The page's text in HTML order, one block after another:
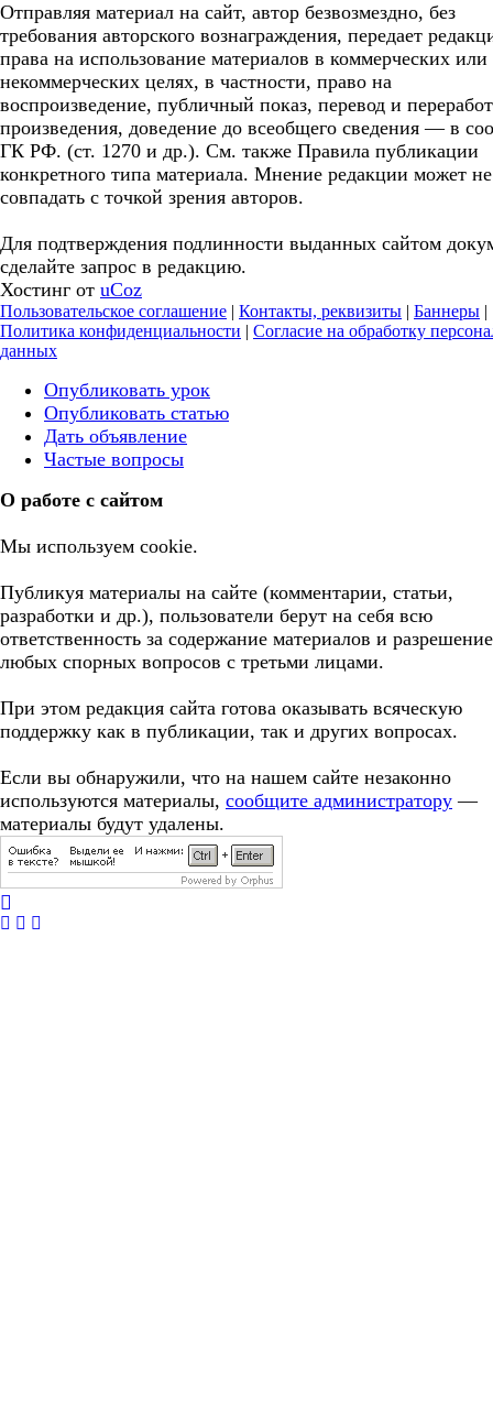
Отправляя материал на сайт, автор безвозмездно, без
требования авторского вознаграждения, передает
права на использование материалов в коммерческих или
некоммерческих целях, в частности, право на
воспроизведение, публичный показ, перевод и
произведения, доведение до всеобщего сведения — в
ГК РФ. (ст. 1270 и др.). См. также Правила публикации
конкретного типа материала. Мнение редакции может не
совпадать с точкой зрения авторов.
Для подтверждения подлинности выданных сайтом
сделайте запрос в редакцию.
Хостинг от uCoz
Пользовательское соглашение | Контакты, реквизиты | Баннеры |
Политика конфиденциальности | Согласие на обработку
данных
Опубликовать урок
Опубликовать статью
Дать объявление
Частые вопросы
О работе с сайтом
Мы используем cookie.
Публикуя материалы на сайте (комментарии, статьи,
разработки и др.), пользователи берут на себя всю
ответственность за содержание материалов и разрешение
любых спорных вопросов с третьми лицами.
При этом редакция сайта готова оказывать всяческую
поддержку как в публикации, так и других вопросах.
Если вы обнаружили, что на нашем сайте незаконно
используются материалы, сообщите администратору —
материалы будут удалены.